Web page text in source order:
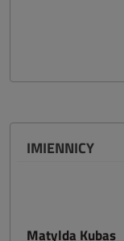
IMIENNICY
Matylda Kubas